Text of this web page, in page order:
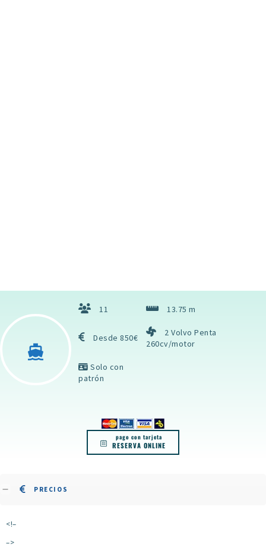
11 13.75 m
Desde 850€
2 Volvo Penta
260cv/motor
Solo con
patrón
pago con tarjeta
RESERVA ONLINE
PRECIOS
<!–
–>